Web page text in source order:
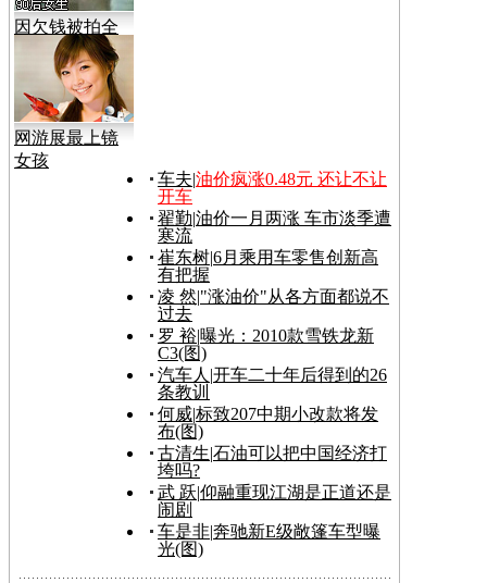
因欠钱被拍全
裸视频
网游展最上镜
女孩
车夫|油价疯涨0.48元 还让不让
开车
翟勤|油价一月两涨 车市淡季遭
寒流
崔东树|6月乘用车零售创新高
有把握
凌 然|"涨油价"从各方面都说不
过去
罗 裕|曝光：2010款雪铁龙新
C3(图)
汽车人 |开车二十年后得到的26
条教训
何威|标致207中期小改款将发
布(图)
古清生|石油可以把中国经济打
垮吗?
武 跃|仰融重现江湖是正道还是
闹剧
车是非|奔驰新E级敞篷车型曝
光(图)